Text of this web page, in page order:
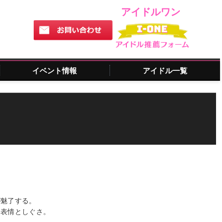
アイドルワン
イベント情報 アイドル一覧
了する。
情としぐさ。